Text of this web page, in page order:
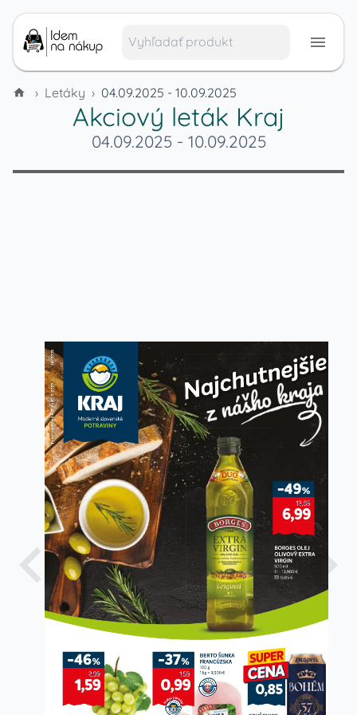
› Letáky › 04.09.2025 - 10.09.2025
Akciový leták Kraj
04.09.2025 - 10.09.2025